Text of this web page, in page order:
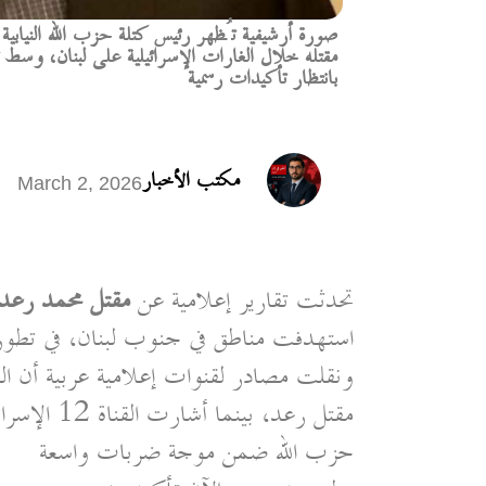
صورة أرشيفية تُظهر رئيس كتلة حزب الله
مقتله خلال الغارات الإسرائيلية على لبنان،
بانتظار تأكيدات رسمية
مكتب الأخبارMarch 2, 2026
تحدثت تقارير إعلامية عنمقتل محمد
استهدفت مناطق في جنوب لبنان، في
ونقلت مصادر لقنوات إعلامية عربية أن
مقتل
حزب الله ضمن موجة ضربات واسعة